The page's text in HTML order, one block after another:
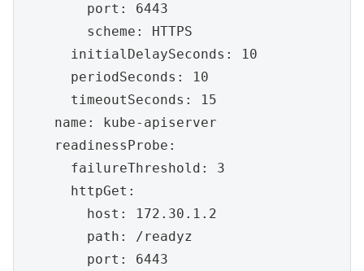
        port: 6443
        scheme: HTTPS
      initialDelaySeconds: 10
      periodSeconds: 10
      timeoutSeconds: 15
    name: kube-apiserver
    readinessProbe:
      failureThreshold: 3
      httpGet:
        host: 172.30.1.2
        path: /readyz
        port: 6443